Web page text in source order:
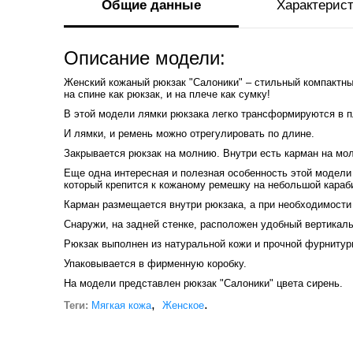
Общие данные
Описание модели:
Женский кожаный рюкзак "Салоники" – стильный
на спине как рюкзак, и на плече как сумку!
В этой модели лямки рюкзака легко трансформируются в
И лямки, и ремень можно отрегулировать по длине.
Закрывается рюкзак на молнию. Внутри есть карман на
Еще одна интересная и полезная особенность этой
который крепится к кожаному ремешку на небольшой
Карман размещается внутри рюкзака, а при
Снаружи, на задней стенке, расположен удобный
Рюкзак выполнен из натуральной кожи и прочной
Упаковывается в фирменную коробку.
На модели представлен рюкзак "Салоники" цвета сирень.
Теги: Мягкая кожа, Женское.